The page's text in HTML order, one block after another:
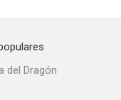
del Dragón